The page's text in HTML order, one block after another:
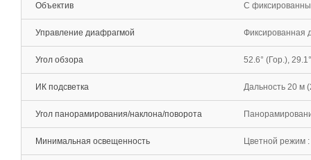
Объектив С
Управление диафрагмой Фиксированная
Угол обзора 52.6° (Гор.),
ИК подсветка Дальность 20 м
Угол панорамирования/наклона/поворота
Минимальная освещенность Цветной режим